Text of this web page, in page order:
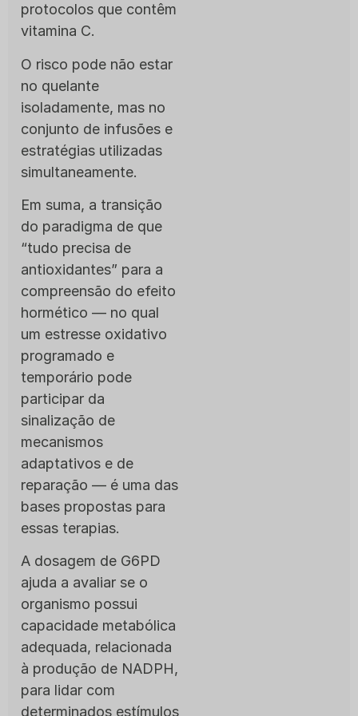
protocolos que contêm
vitamina C.
O risco pode não estar
no quelante
isoladamente, mas no
conjunto de infusões e
estratégias utilizadas
simultaneamente.
Em suma, a transição
do paradigma de que
“tudo precisa de
antioxidantes” para a
compreensão do efeito
hormético — no qual
um estresse oxidativo
programado e
temporário pode
participar da
sinalização de
mecanismos
adaptativos e de
reparação — é uma das
bases propostas para
essas terapias.
A dosagem de G6PD
ajuda a avaliar se o
organismo possui
capacidade metabólica
adequada, relacionada
à produção de NADPH,
para lidar com
determinados estímulos